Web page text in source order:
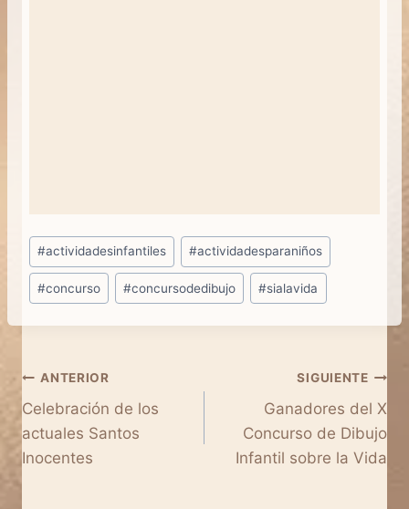
Etiquetas
de
la
#actividadesinfantiles #actividadesparaniños
#concurso #concursodedibujo #sialavida
Navegación
de
entradas
ANTERIOR
Celebración de los
actuales Santos
Inocentes
SIGUIENTE
Ganadores del X
Concurso de Dibujo
Infantil sobre la Vida